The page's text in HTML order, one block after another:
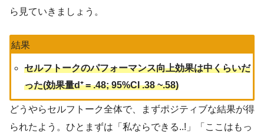
ら見ていきましょう。
結果
セルフトークのパフォーマンス向上効果は中くらいだ
った(効果量d⁺ = .48; 95%CI .38 ~.58)
どうやらセルフトーク全体で、まずポジティブな結果が得
られたよう。ひとまずは「私ならできる..!」「ここはもっ